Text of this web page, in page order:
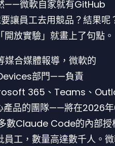
——微軟自家就有GitHub
讓員工去用競品？結果呢
放實驗」就畫上了句點。
合媒體報導，微軟的
部門——負責
365、Teams、
品的團隊——將在2026
數Claude Code的內部授
員工，數量高達數千人。